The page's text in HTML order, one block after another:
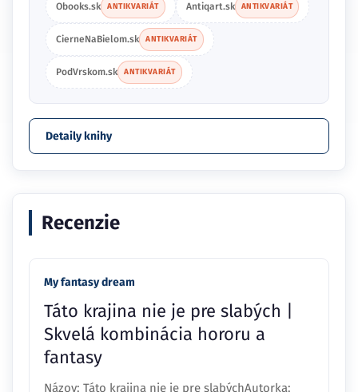
Obooks.sk ANTIKVARIÁT Antiqart.sk ANTIKVARIÁT
CierneNaBielom.sk ANTIKVARIÁT
PodVrskom.sk ANTIKVARIÁT
Detaily knihy
Recenzie
My fantasy dream
Táto krajina nie je pre slabých |
Skvelá kombinácia hororu a
fantasy
Názov: Táto krajina nie je pre slabýchAutorka: